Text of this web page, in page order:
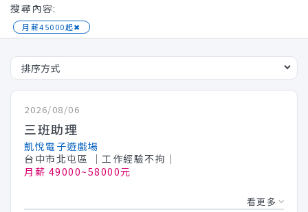
搜尋內容:
月薪45000起✖
2026/08/06
三班助理
凱悅電子遊戲場
台中市北屯區
│工作經驗不拘│
月薪 49000~58000元
看更多